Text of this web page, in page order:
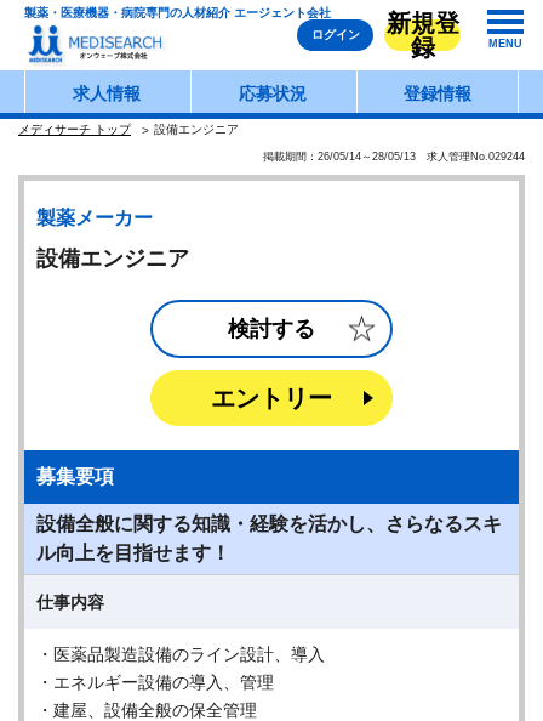
製薬・医療機器・病院専門の人材紹介 エージェント会社
ログイン
新規登
録
MENU
求人情報 応募状況 登録情報
メディサーチ トップ 設備エンジニア
掲載期間：26/05/14～28/05/13 求人管理No.029244
製薬メーカー
設備エンジニア
検討する
エントリー
募集要項
設備全般に関する知識・経験を活かし、さらなるスキ
ル向上を目指せます！
仕事内容
・医薬品製造設備のライン設計、導入
・エネルギー設備の導入、管理
・建屋、設備全般の保全管理